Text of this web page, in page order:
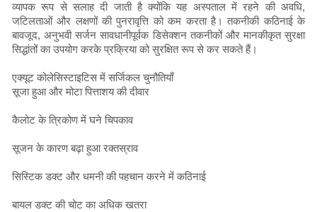
व्यापक रूप से सलाह दी जाती है क्योंकि यह अस्पताल में रहने की अवधि,
जटिलताओं और लक्षणों की पुनरावृत्ति को कम करता है। तकनीकी कठिनाई के
बावजूद, अनुभवी सर्जन सावधानीपूर्वक डिसेक्शन तकनीकों और मानकीकृत सुरक्षा
सिद्धांतों का उपयोग करके प्रक्रिया को सुरक्षित रूप से कर सकते हैं।
एक्यूट कोलेसिस्टाइटिस में सर्जिकल चुनौतियाँ
सूजा हुआ और मोटा पित्ताशय की दीवार
कैलोट के त्रिकोण में घने चिपकाव
सूजन के कारण बढ़ा हुआ रक्तस्राव
सिस्टिक डक्ट और धमनी की पहचान करने में कठिनाई
बायल डक्ट की चोट का अधिक खतरा